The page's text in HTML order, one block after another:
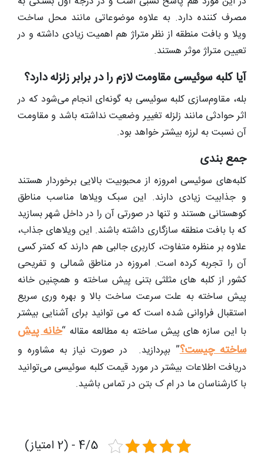
مصرف کننده دارد. به علاوه موضوعاتی مانند محل ساخت
ویلا و بافت منطقه از نظر متراژ هم اهمیت زیادی داشته و در
تعیین متراژ موثر هستند.
آیا کلبه سوئیسی مقاومت لازم را در برابر زلزله دارد؟
بله، مقاوم‌سازی کلبه سوئیسی به گونه‌ای انجام می‌شود که در
اثر حوادثی مانند زلزله تغییر وضعیت نداشته باشد و مقاومت
آن نسبت به لرزه بیشتر خواهد بود.
جمع بندی
کلبه‌های سوئیسی امروزه از محبوبیت بالایی برخوردار هستند
و جذابیت زیادی دارند. این سبک ویلاها مناسب مناطق
کوهستانی هستند و تنها در صورتی آن را در داخل شهر بسازید
که با بافت منطقه سازگاری داشته باشند. این ویلاهای جذاب،
علاوه بر منظره متفاوت، کاربری جالبی هم دارند که کمتر کسی
آن را تجربه کرده است. امروزه در مناطق شمالی و تفریحی
کشور از کلبه های مثلثی بتنی پیش ساخته و همچنین خانه
پیش ساخته به علت سرعت ساخت بالا و بهره وری سریع
استقبال فراوانی شده است که می توانید برای آشنایی بیشتر
با این سازه های پیش ساخته به مطالعه مقاله “خانه پیش
ساخته چیست؟” بپردازید. در صورت نیاز به مشاوره و
دریافت اطلاعات بیشتر در مورد قیمت کلبه سوئیسی می‌توانید
با کارشناسان ما در ام ک بتن در تماس باشید.
4/5 - (2 امتیاز)